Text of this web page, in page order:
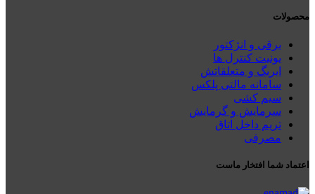
محصولات
برقی و انژکتور
یونیت کنترل ها
ایربگ و متعلقاتش
سامانه مالتی پلکس
سیم کشی
سرمایش و گرمایش
تریم داخل اتاق
مصرفی
اعتماد شما افتخار ماست